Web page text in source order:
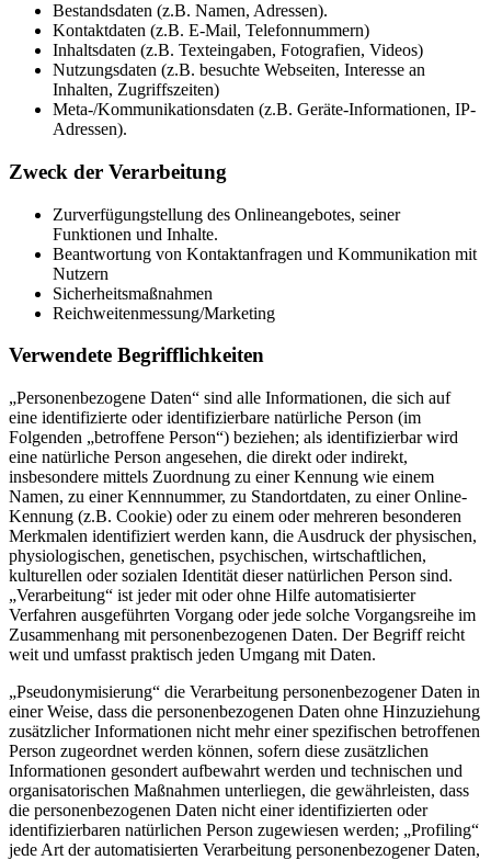
Bestandsdaten (z.B. Namen, Adressen).
Kontaktdaten (z.B. E-Mail, Telefonnummern)
Inhaltsdaten (z.B. Texteingaben, Fotografien, Videos)
Nutzungsdaten (z.B. besuchte Webseiten, Interesse an
Inhalten, Zugriffszeiten)
Meta-/Kommunikationsdaten (z.B. Geräte-Informationen, IP-
Adressen).
Zweck der Verarbeitung
Zurverfügungstellung des Onlineangebotes, seiner
Funktionen und Inhalte.
Beantwortung von Kontaktanfragen und Kommunikation mit
Nutzern
Sicherheitsmaßnahmen
Reichweitenmessung/Marketing
Verwendete Begrifflichkeiten
„Personenbezogene Daten“ sind alle Informationen, die sich auf
eine identifizierte oder identifizierbare natürliche Person (im
Folgenden „betroffene Person“) beziehen; als identifizierbar wird
eine natürliche Person angesehen, die direkt oder indirekt,
insbesondere mittels Zuordnung zu einer Kennung wie einem
Namen, zu einer Kennnummer, zu Standortdaten, zu einer Online-
Kennung (z.B. Cookie) oder zu einem oder mehreren besonderen
Merkmalen identifiziert werden kann, die Ausdruck der physischen,
physiologischen, genetischen, psychischen, wirtschaftlichen,
kulturellen oder sozialen Identität dieser natürlichen Person sind.
„Verarbeitung“ ist jeder mit oder ohne Hilfe automatisierter
Verfahren ausgeführten Vorgang oder jede solche Vorgangsreihe im
Zusammenhang mit personenbezogenen Daten. Der Begriff reicht
weit und umfasst praktisch jeden Umgang mit Daten.
„Pseudonymisierung“ die Verarbeitung personenbezogener Daten in
einer Weise, dass die personenbezogenen Daten ohne Hinzuziehung
zusätzlicher Informationen nicht mehr einer spezifischen betroffenen
Person zugeordnet werden können, sofern diese zusätzlichen
Informationen gesondert aufbewahrt werden und technischen und
organisatorischen Maßnahmen unterliegen, die gewährleisten, dass
die personenbezogenen Daten nicht einer identifizierten oder
identifizierbaren natürlichen Person zugewiesen werden; „Profiling“
jede Art der automatisierten Verarbeitung personenbezogener Daten,